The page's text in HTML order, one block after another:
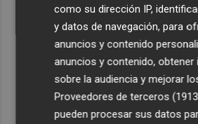
como su dirección IP,
y datos de navegación, para
anuncios y contenido
anuncios y contenido,
sobre la audiencia y mejorar
Proveedores de terceros
pueden procesar sus datos